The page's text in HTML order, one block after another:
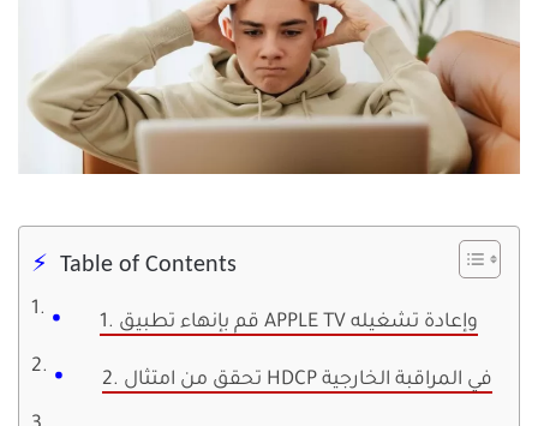
Table of Contents
1. قم بإنهاء تطبيق APPLE TV وإعادة تشغيله
2. تحقق من امتثال HDCP في المراقبة الخارجية